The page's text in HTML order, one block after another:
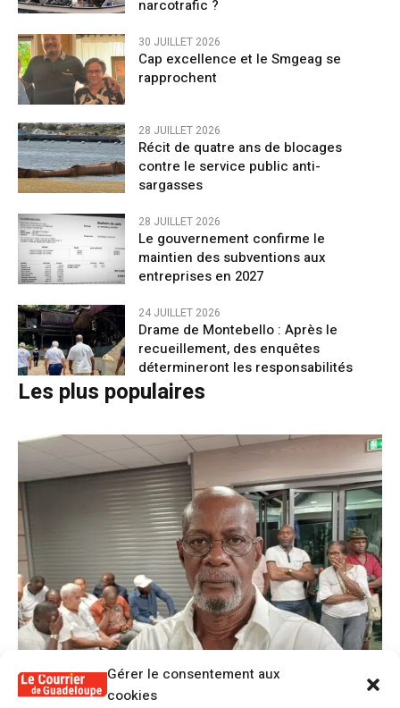
Gérer le consentement aux
cookies
narcotrafic ?
30 JUILLET 2026
Cap excellence et le Smgeag se
rapprochent
28 JUILLET 2026
Récit de quatre ans de blocages
contre le service public anti-
sargasses
28 JUILLET 2026
Le gouvernement confirme le
maintien des subventions aux
entreprises en 2027
24 JUILLET 2026
Drame de Montebello : Après le
recueillement, des enquêtes
détermineront les responsabilités
Les plus populaires